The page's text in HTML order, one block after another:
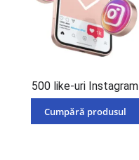
500 like-uri Instagram
Cumpără produsul